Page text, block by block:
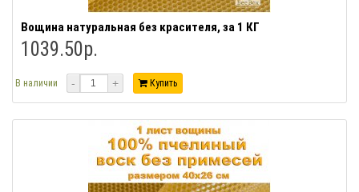
Вощина натуральная без красителя, за 1 КГ
1039.50р.
В наличии - + Купить